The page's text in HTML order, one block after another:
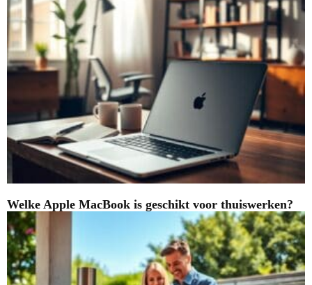
Welke Apple MacBook is geschikt voor thuiswerken?